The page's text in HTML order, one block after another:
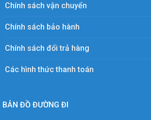
Chính sách vận chuyển
Chính sách bảo hành
Chính sách đổi trả hàng
Các hình thức thanh toán
BẢN ĐỒ ĐƯỜNG ĐI